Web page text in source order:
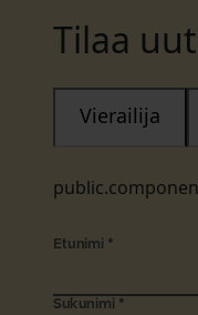
Tilaa
Vierailija
Etunimi *
Sukunimi *